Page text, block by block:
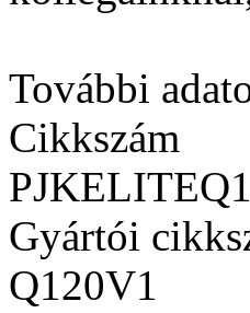
További
Cikkszám
Gyártói
Q120V1